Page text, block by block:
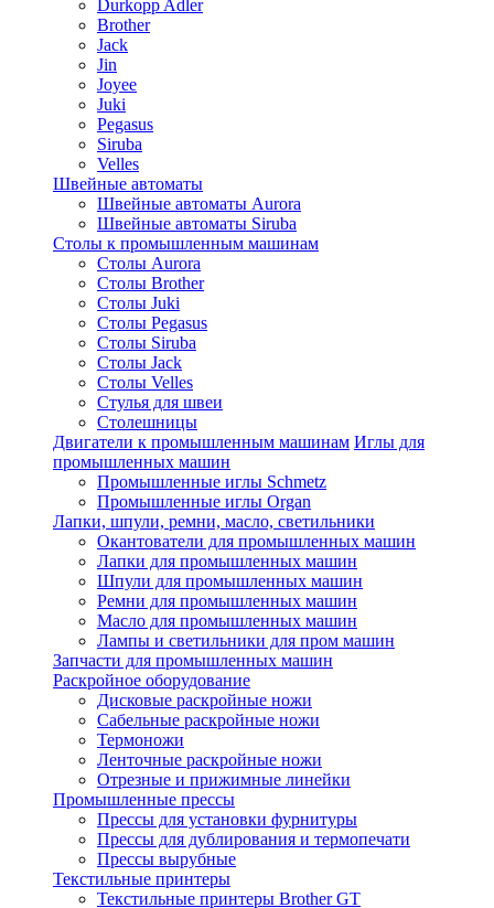
Durkopp Adler
Brother
Jack
Jin
Joyee
Juki
Pegasus
Siruba
Velles
Швейные автоматы
Швейные автоматы Aurora
Швейные автоматы Siruba
Столы к промышленным машинам
Столы Aurora
Столы Brother
Столы Juki
Столы Pegasus
Столы Siruba
Столы Jack
Столы Velles
Стулья для швеи
Столешницы
Двигатели к промышленным машинам Иглы для
промышленных машин
Промышленные иглы Schmetz
Промышленные иглы Organ
Лапки, шпули, ремни, масло, светильники
Окантователи для промышленных машин
Лапки для промышленных машин
Шпули для промышленных машин
Ремни для промышленных машин
Масло для промышленных машин
Лампы и светильники для пром машин
Запчасти для промышленных машин
Раскройное оборудование
Дисковые раскройные ножи
Сабельные раскройные ножи
Термоножи
Ленточные раскройные ножи
Отрезные и прижимные линейки
Промышленные прессы
Прессы для установки фурнитуры
Прессы для дублирования и термопечати
Прессы вырубные
Текстильные принтеры
Текстильные принтеры Brother GT